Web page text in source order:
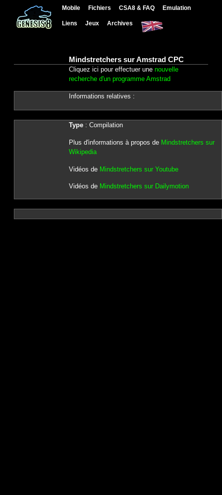
Mobile Fichiers CSA8 & FAQ Emulation
Liens Jeux Archives
Mindstretchers sur Amstrad CPC
Cliquez ici pour effectuer une nouvelle
recherche d'un programme Amstrad
Informations relatives :
Type: Compilation
Plus d'informations à propos de Mindstretchers sur
Wikipedia
Vidéos de Mindstretchers sur Youtube
Vidéos de Mindstretchers sur Dailymotion